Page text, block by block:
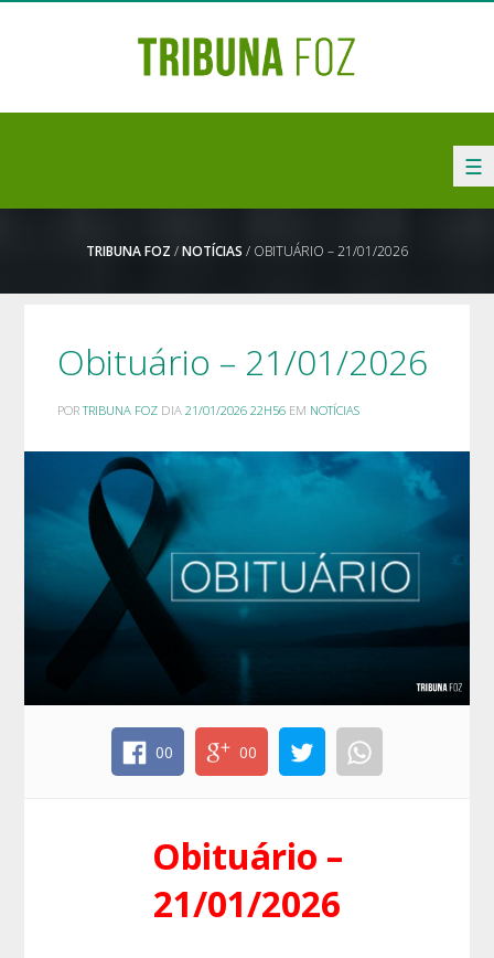
☰
TRIBUNA FOZ /NOTÍCIAS / OBITUÁRIO – 21/01/2026
Obituário – 21/01/2026
PORTRIBUNA FOZ DIA21/01/2026 22H56 EM NOTÍCIAS
00 00
Obituário –
21/01/2026